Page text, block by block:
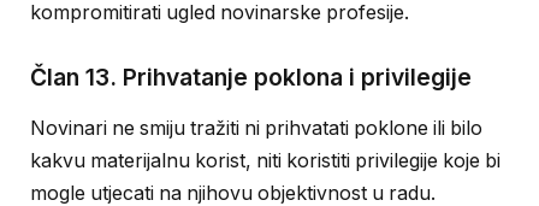
kompromitirati ugled novinarske profesije.
Član 13. Prihvatanje poklona i privilegije
Novinari ne smiju tražiti ni prihvatati poklone ili bilo
kakvu materijalnu korist, niti koristiti privilegije koje bi
mogle utjecati na njihovu objektivnost u radu.